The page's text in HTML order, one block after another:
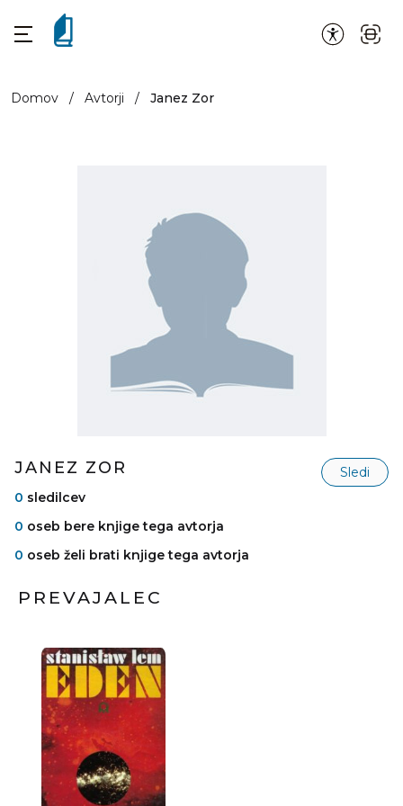
Domov / Avtorji / Janez Zor
JANEZ ZOR
Sledi
0 sledilcev
0 oseb bere knjige tega avtorja
0 oseb želi brati knjige tega avtorja
PREVAJALEC